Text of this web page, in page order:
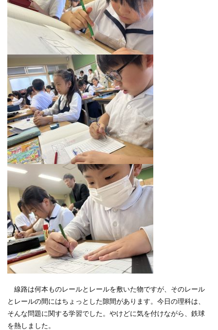
線路は何本ものレールとレールを敷いた物ですが、そのレール
とレールの間にはちょっとした隙間があります。今日の理科は、
そんな問題に関する学習でした。やけどに気を付けながら、鉄球
を熱しました。